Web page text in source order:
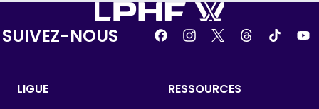
SUIVEZ-NOUS
LIGUE RESSOURCES